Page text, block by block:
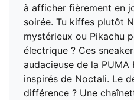
à afficher fièrement en
soirée. Tu kiffes plutôt
mystérieux ou Pikachu
électrique ? Ces
audacieuse de la
inspirés de Noctali. Le
différence ? Une